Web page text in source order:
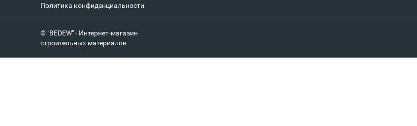
Политика конфиденциальности
© "BEDEW" - Интернет-магазин
строительных материалов